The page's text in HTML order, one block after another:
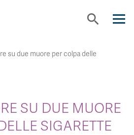
search
su due muore per colpa delle
SU DUE MUORE
SIGARETTE